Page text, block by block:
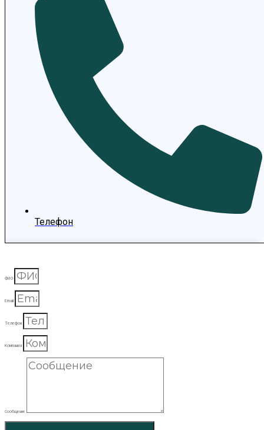
Телефон
ФИО
Email
Телефон
Компания
Сообщение